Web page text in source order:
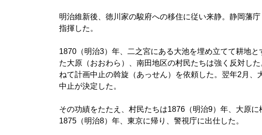
明治維新後、徳川家の駿府への移住に従い来静。静岡藩
指揮した。
1870（明治3）年、二之宮にある大池を埋め立てて耕地
た大原（おおわら）、南田地区の村民たちは強く反対し
ねて計画中止の斡旋（あっせん）を依頼した。翌年2月
中止が決定した。
その功績をたたえ、村民たちは1876（明治9）年、大原
1875（明治8）年、東京に帰り、警視庁に出仕した。